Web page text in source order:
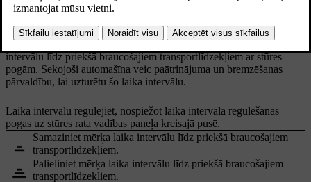
Atjaunināts 28.10.2024
braukšanas ātrumu citu transportlīdzekļu braukšanas ātrumam.
Automašīnas distances ieturēšanu varat regulēt, regulējot laika
intervālu līdz priekšā braucošajiem transportlīdzekļiem ar stūres
pogām. Sekojoši automašīna veic paātrinājuma un bremzēšanas
pārvaldību, lai uzturētu šo laika intervālu.
Laika intervālu regulējiet, nospiežot laika intervāla regulēšanas
pogas uz stūres rata vadības paneļa kreisajā pusē.
Samaziniet mērķa laika intervālu līdz priekšā braucošajiem
transportlīdzekļiem.
Palieliniet mērķa laika intervālu līdz priekšā braucošajiem
transportlīdzekļiem.